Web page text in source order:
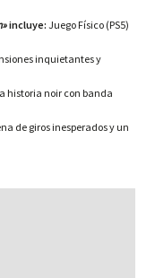
incluye:Juego Físico (PS5)
inquietantes y
historia noir con banda
de giros inesperados y un